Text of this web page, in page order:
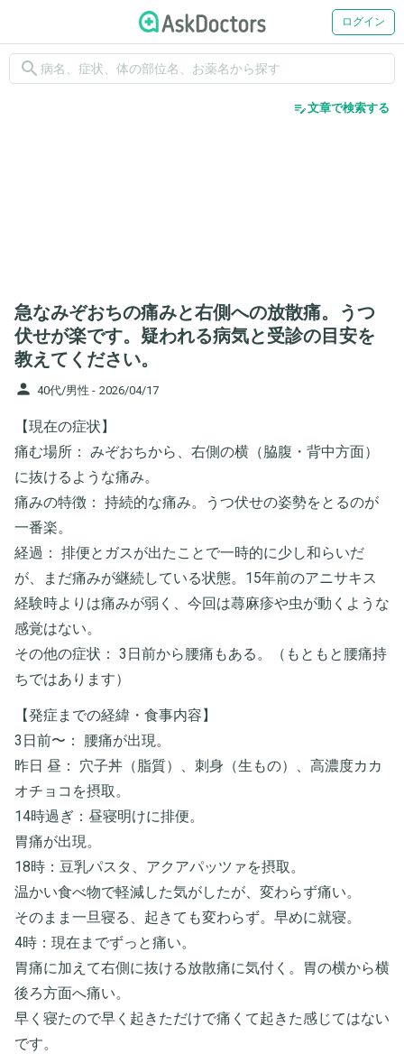
ログイン
search
edit_note文章で検索する
急なみぞおちの痛みと右側への放散痛。うつ
伏せが楽です。疑われる病気と受診の目安を
教えてください。
person 40代/男性 - 2026/04/17
​【現在の症状】
​痛む場所： みぞおちから、右側の横（脇腹・背中方面）
に抜けるような痛み。
​痛みの特徴： 持続的な痛み。うつ伏せの姿勢をとるのが
一番楽。
​経過： 排便とガスが出たことで一時的に少し和らいだ
が、まだ痛みが継続している状態。15年前のアニサキス
経験時よりは痛みが弱く、今回は蕁麻疹や虫が動くような
感覚はない。
​その他の症状： 3日前から腰痛もある。（もともと腰痛持
ちではあります）
​【発症までの経緯・食事内容】
​3日前〜： 腰痛が出現。
​昨日 昼： 穴子丼（脂質）、刺身（生もの）、高濃度カカ
オチョコを摂取。
14時過ぎ：昼寝明けに排便。
胃痛が出現。
18時：​豆乳パスタ、アクアパッツァを摂取。
温かい食べ物で軽減した気がしたが、変わらず痛い。
そのまま一旦寝る、起きても変わらず。早めに就寝。
4時：現在までずっと痛い。
胃痛に加えて右側に抜ける放散痛に気付く。胃の横から横
後ろ方面へ痛い。
早く寝たので早く起きただけで痛くて起きた感じてはない
です。